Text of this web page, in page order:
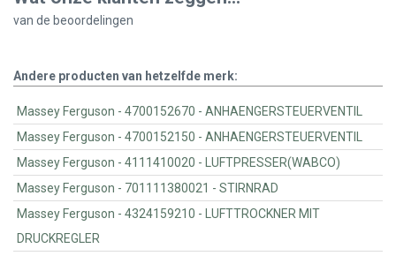
van de beoordelingen
Andere producten van hetzelfde merk:
Massey Ferguson - 4700152670 - ANHAENGERSTEUERVENTIL
Massey Ferguson - 4700152150 - ANHAENGERSTEUERVENTIL
Massey Ferguson - 4111410020 - LUFTPRESSER(WABCO)
Massey Ferguson - 701111380021 - STIRNRAD
Massey Ferguson - 4324159210 - LUFTTROCKNER MIT
DRUCKREGLER